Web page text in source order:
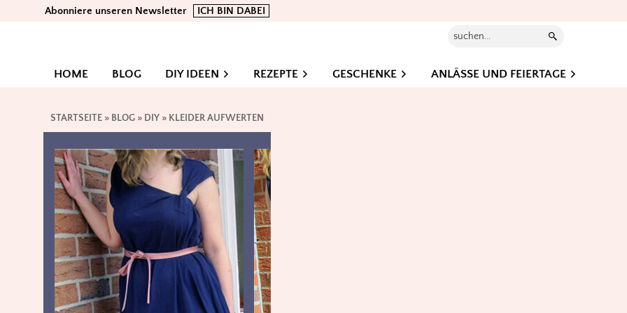
Abonniere unseren Newsletter ICH BIN DABEI
Suchen...
HOME BLOG DIY IDEEN REZEPTE GESCHENKE ANLÄSSE UND FEIERTAGE
STARTSEITE» BLOG» DIY» KLEIDER AUFWERTEN